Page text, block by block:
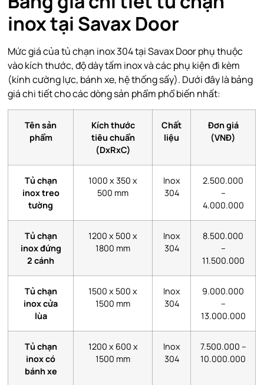
inox tại Savax Door
Mức giá của tủ chạn inox 304 tại Savax Door phụ thuộc
vào kích thước, độ dày tấm inox và các phụ kiện đi kèm
(kính cường lực, bánh xe, hệ thống sấy). Dưới đây là bảng
giá chi tiết cho các dòng sản phẩm phổ biến nhất:
Tên sản
phẩm
Kích thước
tiêu chuẩn
(DxRxC)
Chất
liệu
Đơn giá
(VNĐ)
Tủ chạn
inox treo
tường
1000 x 350 x
500 mm
Inox
304
2.500.000
–
4.000.000
Tủ chạn
inox đứng
2 cánh
1200 x 500 x
1800 mm
Inox
304
8.500.000
–
11.500.000
Tủ chạn
inox cửa
lùa
1500 x 500 x
1500 mm
Inox
304
9.000.000
–
13.000.000
Tủ chạn
inox có
bánh xe
1200 x 600 x
1500 mm
Inox
304
7.500.000 –
10.000.000